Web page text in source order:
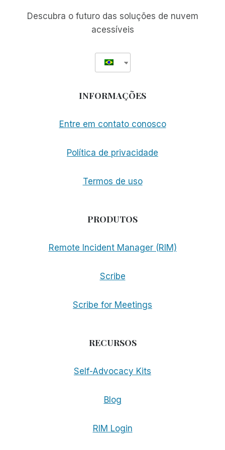
Descubra o futuro das soluções de nuvem
acessíveis
INFORMAÇÕES
Entre em contato conosco
Política de privacidade
Termos de uso
PRODUTOS
Remote Incident Manager (RIM)
Scribe
Scribe for Meetings
RECURSOS
Self-Advocacy Kits
Blog
RIM Login